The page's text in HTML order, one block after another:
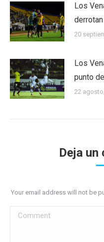
Los
20
Los
punto
22
Deja un
Your email address will not be
Comment